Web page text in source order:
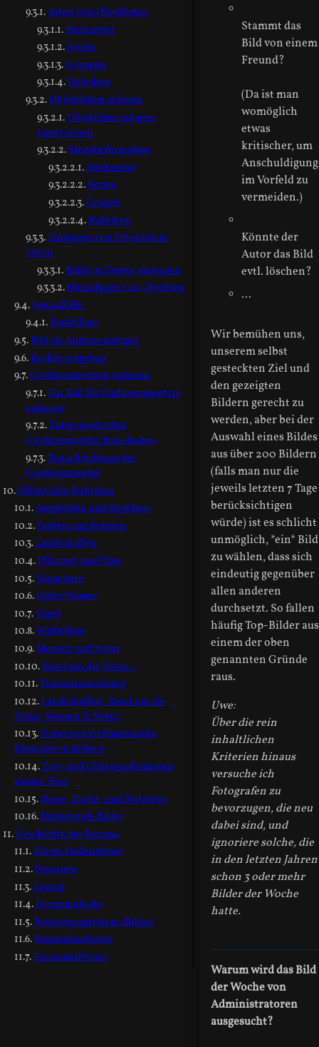
Arten von Objeklisten
Merkzettel
Serien
Gruppen
Rubriken
Objektlisten anlegen
Objektliste anlegen:
Langversion
Eingabeformulare
Merkzettel
Serien
Gruppe
Rubriken
Eintragen von Objekten in
Listen
Bilder in Serien eintragen
Hinzufügen von Objekten
Spezialfälle
Buddyliste
Bild als Anhang anlegen
Rechte vergeben
Gastkommentare zulassen
Ein Bild für Gastkommentare
zulassen
Einen konkreten
Gastkommentar freischalten
Benachrichtung bei
Gastkommentar
Öffentliche Rubriken
Amphibien und Reptilien
Farben und Formen
Landschaften
Pflanzen und Pilze
Säugetiere
Unter Wasser
Vögel
Wirbellose
Mensch und Natur
Rund um die Natur...
Themensammlung
Landschaften, Rund um die
Natur, Mensch & Natur
Natur und zivilisatorische
Elemente in Bildern
Zoo- und Gehegeaufnahmen;
zahme Tiere
Haus-, Zucht- und Nutztiere
Ergänzende Bilder
Geschichte des Forums
Einige Meilensteine
Personen
Layout
Forumsinhalte
Bewertungssystem (Bilder)
Forumshardware
Forumssoftware
Stammt das
Bild von einem
Freund?
(Da ist man
womöglich
etwas
kritischer, um
im Vorfeld zu
vermeiden.)
Könnte der
Autor das Bild
evtl. löschen?
...
Wir bemühen uns,
unserem selbst
gesteckten Ziel und
den gezeigten
Bildern gerecht zu
werden, aber bei der
Auswahl eines Bildes
aus über 200 Bildern
(falls man nur die
jeweils letzten 7 Tage
berücksichtigen
würde) ist es schlicht
unmöglich, *ein* Bild
zu wählen, dass sich
eindeutig gegenüber
allen anderen
durchsetzt. So fallen
häufig Top-Bilder aus
einem der oben
genannten Gründe
raus.
Uwe:
Über die rein
inhaltlichen
Kriterien hinaus
versuche ich
Fotografen zu
bevorzugen, die neu
dabei sind, und
ignoriere solche, die
in den letzten Jahren
schon 3 oder mehr
Bilder der Woche
hatte.
Warum wird das Bild
der Woche von
Administratoren
ausgesucht?